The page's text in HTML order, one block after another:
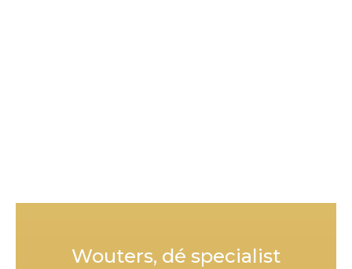
Wouters, dé specialist